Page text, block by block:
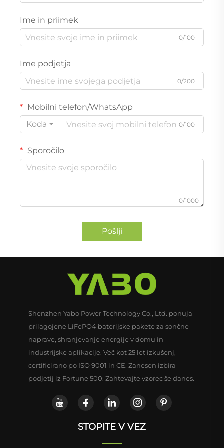
Ime in priimek
0/100
Ime podjetja
0/200
Mobilni telefon/WhatsApp
Koda
0/100
Sporočilo
0/1000
Pošlji
Shenzhen Yabo Power Technology Co., Ltd. ponuja
prilagojene LiFePO4 baterijske pakete za sončne
naprave, shranjevanje energije v domu in
industrijske aplikacije. Več kot 25 let izkušenj,
certificirano po ISO 9001 in CE. Zanesen izbira
podjetij iz Fortune 500. Zahtevajte vzorec še danes.
STOPITE V VEZ